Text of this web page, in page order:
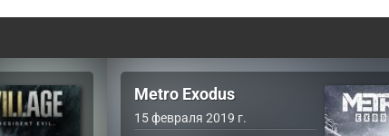
Metro Exodus
15 февраля 2019 г.